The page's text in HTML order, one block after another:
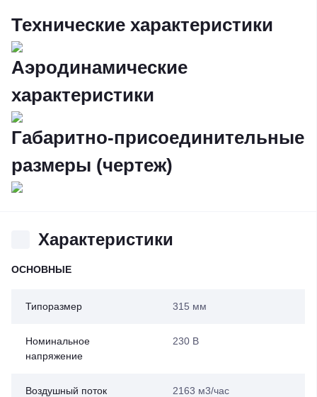
Технические характеристики
Аэродинамические
характеристики
Габаритно-присоединительные
размеры (чертеж)
Характеристики
ОСНОВНЫЕ
Типоразмер 315 мм
Номинальное
напряжение
230 В
Воздушный поток 2163 м3/час